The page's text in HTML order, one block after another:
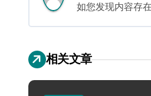
如您发现内容存
相关文章